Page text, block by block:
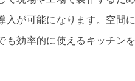
入が可能になります。空間
も効率的に使えるキッチン